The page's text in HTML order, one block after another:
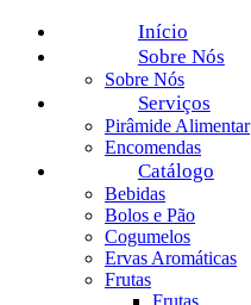
Início
Sobre Nós
Sobre Nós
Serviços
Pirâmide Alimentar
Encomendas
Catálogo
Bebidas
Bolos e Pão
Cogumelos
Ervas Aromáticas
Frutas
Frutas